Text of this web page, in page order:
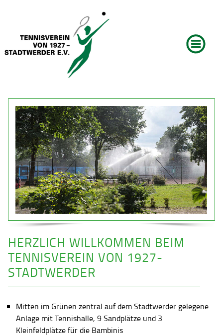
HERZLICH WILLKOMMEN BEIM
TENNISVEREIN VON 1927-
STADTWERDER
Mitten im Grünen zentral auf dem Stadtwerder gelegene
Anlage mit Tennishalle, 9 Sandplätze und 3
Kleinfeldplätze für die Bambinis